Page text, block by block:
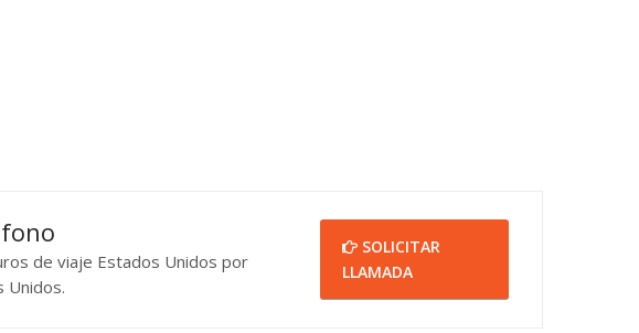
de viaje Estados Unidos por
Unidos.
SOLICITAR
LLAMADA